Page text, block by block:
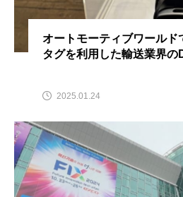
オートモーティブワールド
タグを利用した輸送業界の
2025.01.24